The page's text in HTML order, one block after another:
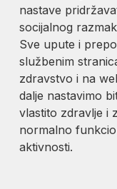
nastave
socijalnog
Sve upute i
službenim
zdravstvo i na
dalje nastavimo
vlastito zdravlje i
normalno
aktivnosti.